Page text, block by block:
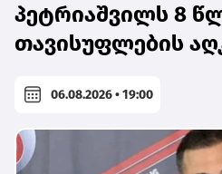
პეტრიაშვილს 8
თავისუფლების
06.08.2026 • 19:00